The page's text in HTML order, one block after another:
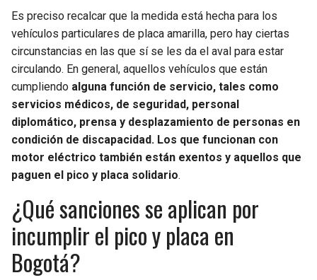
Es preciso recalcar que la medida está hecha para los
vehículos particulares de placa amarilla, pero hay ciertas
circunstancias en las que sí se les da el aval para estar
circulando. En general, aquellos vehículos que están
cumpliendo alguna función de servicio, tales como
servicios médicos, de seguridad, personal
diplomático, prensa y desplazamiento de personas en
condición de discapacidad. Los que funcionan con
motor eléctrico también están exentos y aquellos que
paguen el pico y placa solidario.
¿Qué sanciones se aplican por
incumplir el pico y placa en
Bogotá?